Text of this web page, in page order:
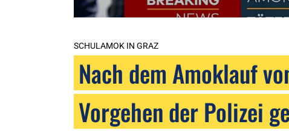
SCHULAMOK IN GRAZ
Nach dem Amoklauf
Vorgehen der Polizei